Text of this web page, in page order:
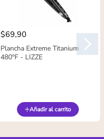
$69,90
Plancha Extreme Titanium
480°F - LIZZE
Añadir al carrito